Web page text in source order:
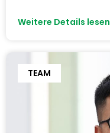
Weitere Details lesen
TEAM